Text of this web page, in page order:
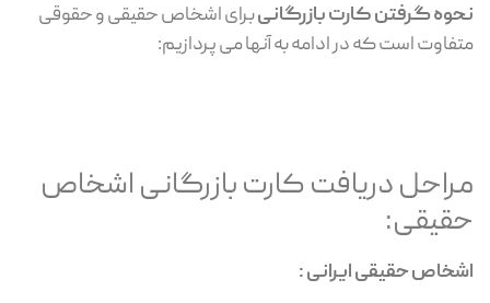
نحوه گرفتن کارت بازرگانیبرای اشخاص حقیقی و حقوقی
متفاوت است که در ادامه به آنها می پردازیم:
مراحل دریافت کارت بازرگانی اشخاص
حقیقی:
اشخاص حقیقی ایرانی :